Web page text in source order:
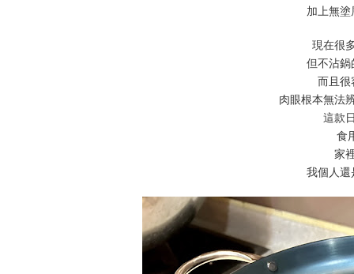
加上無
現在很
但不沾鍋
而且很
肉眼根本無法
這款
食
家
我個人還